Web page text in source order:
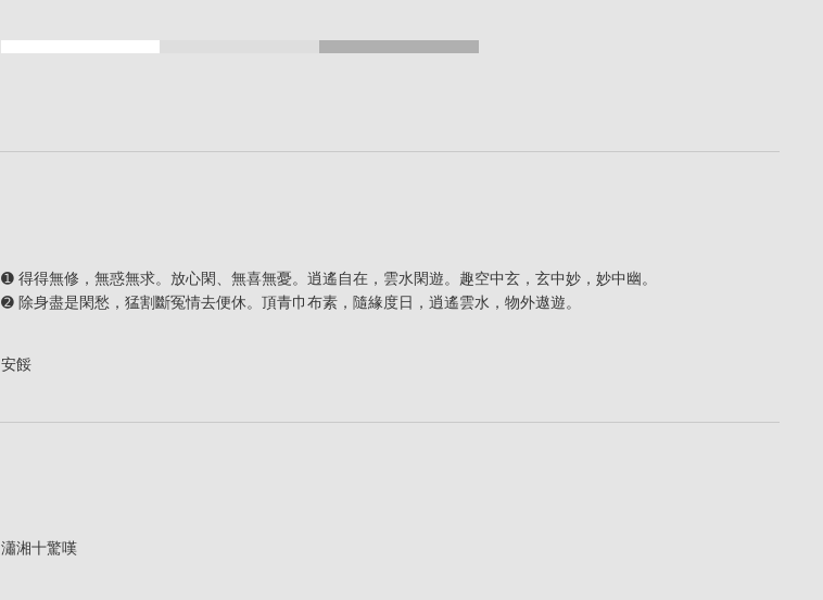
➊ 得得無修，無惑無求。放心閑、無喜無憂。逍遙自在，雲水閑遊。趣空中玄，玄中妙，妙中幽。
➋ 除身盡是閑愁，猛割斷冤情去便休。頂青巾布素，隨緣度日，逍遙雲水，物外遨遊。
安餒
瀟湘十驚嘆